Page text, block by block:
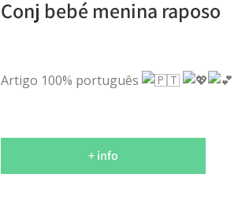
Conj bebé menina raposo
Artigo 100% português
+ info